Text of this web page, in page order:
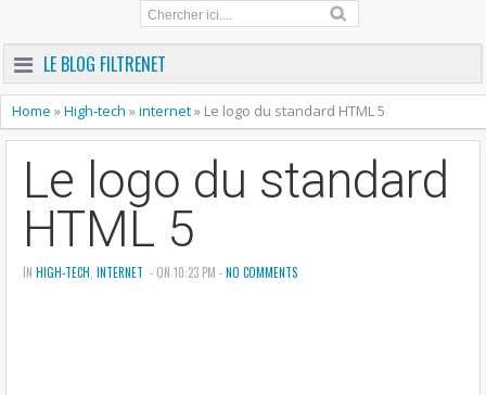
LE BLOG FILTRENET
Home »High-tech »internet» Le logo du standard HTML 5
Le logo du standard
HTML 5
IN HIGH-TECH INTERNET - ON 10:23 PM -NO COMMENTS